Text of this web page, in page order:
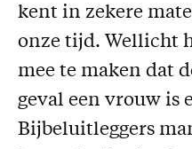
Nabestellen
Vragen en opmerkingen
En verder
Bijbelstudieagenda
kent in zekere
onze tijd. Wellicht
mee te maken dat
geval een vrouw is
Bijbeluitleggers